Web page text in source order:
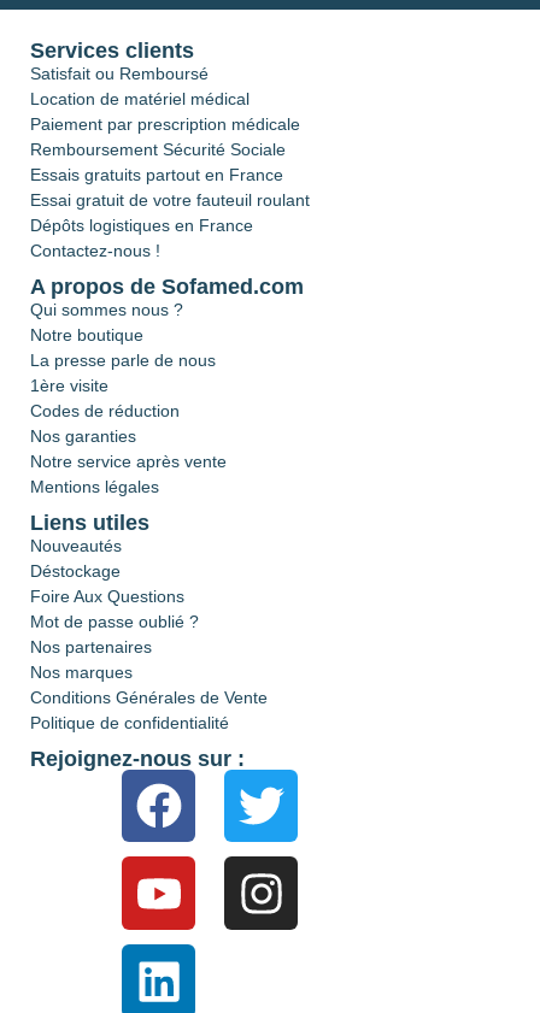
Services clients
Satisfait ou Remboursé
Location de matériel médical
Paiement par prescription médicale
Remboursement Sécurité Sociale
Essais gratuits partout en France
Essai gratuit de votre fauteuil roulant
Dépôts logistiques en France
Contactez-nous !
A propos de Sofamed.com
Qui sommes nous ?
Notre boutique
La presse parle de nous
1ère visite
Codes de réduction
Nos garanties
Notre service après vente
Mentions légales
Liens utiles
Nouveautés
Déstockage
Foire Aux Questions
Mot de passe oublié ?
Nos partenaires
Nos marques
Conditions Générales de Vente
Politique de confidentialité
Rejoignez-nous sur :